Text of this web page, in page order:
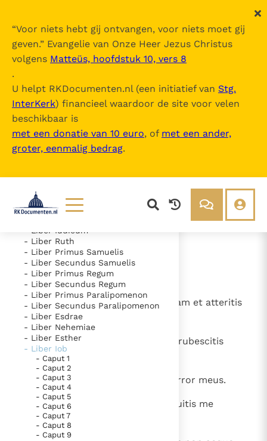
“Voor niets hebt gij ontvangen, voor niets moet gij
geven.” Evangelie van Onze Heer Jezus Christus
volgens Matteüs, hoofdstuk 10, vers 8
.
U helpt RKDocumenten.nl (een initiatief van Stg.
InterKerk) financieel waardoor de site voor velen
beschikbaar is
met een donatie van 10 euro, of met een ander,
groter, eenmalig bedrag.
Lezen
Documenten
Bijbel
Thema’s
Berichten
Denzinger
Over ons
Nieuwsbrief
Nieuwste Documenten
5. Het gebed van de Kerk
In Christus wordt onze honger vervuld
Leer de kostbare parel van Gods koninkrijk te
herkennen
Gods Koninkrijk groeit stilletjes door liefde, niet door
dwang
Nova Vulgata
Inhoudsopgave
uitklappen
- Vetus Testamentum
- Liber Exodus
- Liber Numeri
- Liber Deuteronomii
- Liber Iudicum
- Liber Ruth
- Liber Primus Samuelis
- Liber Secundus Samuelis
- Liber Primus Regum
- Liber Secundus Regum
- Liber Primus Paralipomenon
- Liber Secundus Paralipomenon
- Liber Esdrae
- Liber Nehemiae
- Liber Esther
- Liber Iob
- Caput 1
- Caput 2
- Caput 3
- Caput 4
- Caput 5
- Caput 6
- Caput 7
- Caput 8
- Caput 9
- Caput 19
Respondens autem Iob dixit:
" Usquequo affligitis animam meam et atteritis
me sermonibus?
En decies obiurgatis me et non erubescitis
opprimentes me.
Nempe, etsi erravi, mecum erit error meus.
Si vos contra me erigimini et arguitis me
opprobriis meis,